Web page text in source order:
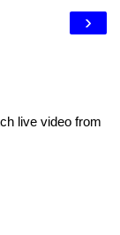
›
live video from